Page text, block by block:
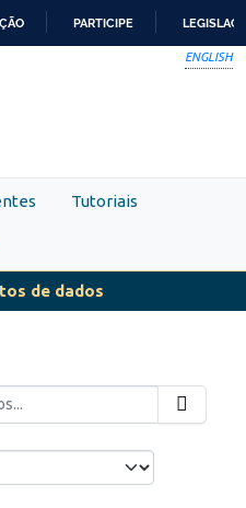
PARTICIPE
ENGLISH
Tutoriais
de dados